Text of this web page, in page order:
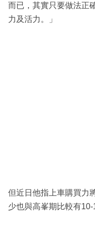
而已，其實只要做法正
力及活力。」
但近日他指上車購買力
少也與高峯期比較有10-